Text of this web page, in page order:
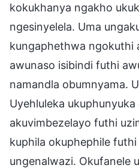
kokukhanya ngakho
ngesinyelela. Uma
kungaphethwa ngokuthi
awunaso isibindi futhi
namandla obumnyama.
Uyehluleka
akuvimbezelayo futhi
kuphila okuphephile
ungenalwazi. Okufanele